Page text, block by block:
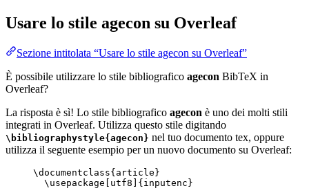
Usare lo stile agecon su Overleaf
Sezione intitolata “Usare lo stile agecon su Overleaf”
È possibile utilizzare lo stile bibliografico agecon BibTeX in
Overleaf?
La risposta è sì! Lo stile bibliografico agecon è uno dei molti stili
integrati in Overleaf. Utilizza questo stile digitando
\bibliographystyle{agecon} nel tuo documento tex, oppure
utilizza il seguente esempio per un nuovo documento su Overleaf:
\documentclass{ article }
\usepackage
utf8 ]{ inputenc }